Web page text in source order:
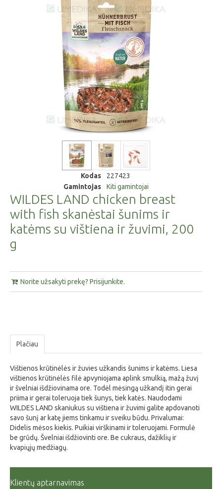
Kodas
227423
Gamintojas
Kiti gamintojai
WILDES LAND chicken breast
with fish skanėstai šunims ir
katėms su vištiena ir žuvimi, 200
g
Norite užsakyti prekę? Prisijunkite.
Plačiau
Vištienos krūtinėlės ir žuvies užkandis šunims ir katėms. Liesa
vištienos krūtinėlės filė apvyniojama aplink smulkią, mažą žuvį
ir švelniai išdžiovinama ore. Todėl mėsingą užkandį itin gerai
priima ir gerai toleruoja tiek šunys, tiek katės. Naudodami
WILDES LAND skaniukus su vištiena ir žuvimi galite apdovanoti
savo šunį ar katę jiems tinkamu ir sveiku būdu. Privalumai:
Didelis mėsos kiekis. Puikiai virškinami ir toleruojami. Formulė
be grūdų. Švelniai išdžiovinti ore. Be cukraus, dažiklių ir
kvapiųjų medžiagų.
Klientų aptarnavimas